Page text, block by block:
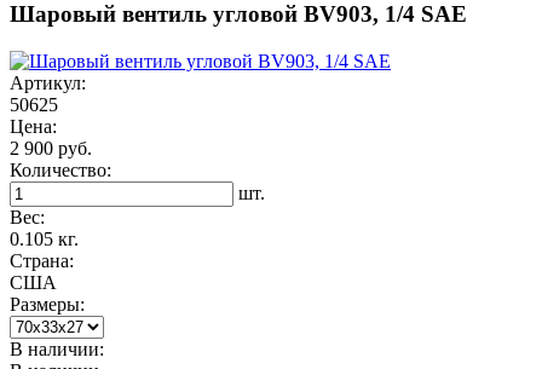
Шаровый вентиль угловой BV903, 1/4 SAE
Артикул:
50625
Цена:
2 900 руб.
Количество:
шт.
Вес:
0.105 кг.
Страна:
США
Размеры:
В наличии: